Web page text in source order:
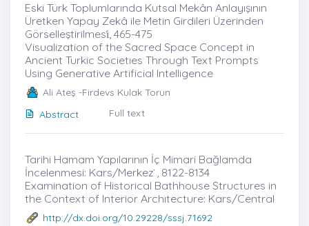
Eski Türk Toplumlarında Kutsal Mekân Anlayışının
Üretken Yapay Zekâ ile Metin Girdileri Üzerinden
Görselleştirilmesi̇, 465-475
Visualization of the Sacred Space Concept in
Ancient Turkic Societıes Through Text Prompts
Using Generative Artificial Intelligence
Ali Ateş -Firdevs Kulak Torun
Abstract
Full text
Tarihi Hamam Yapılarının İç Mimari Bağlamda
İncelenmesi: Kars/Merkez ̇, 8122-8134
Examination of Historical Bathhouse Structures in
the Context of Interior Archıtecture: Kars/Central
http://dx.doi.org/10.29228/sssj.71692